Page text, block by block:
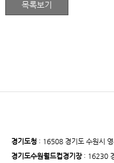
경기도청: 16508 경기도 수원시
경기도수원월드컵경기장: 16230